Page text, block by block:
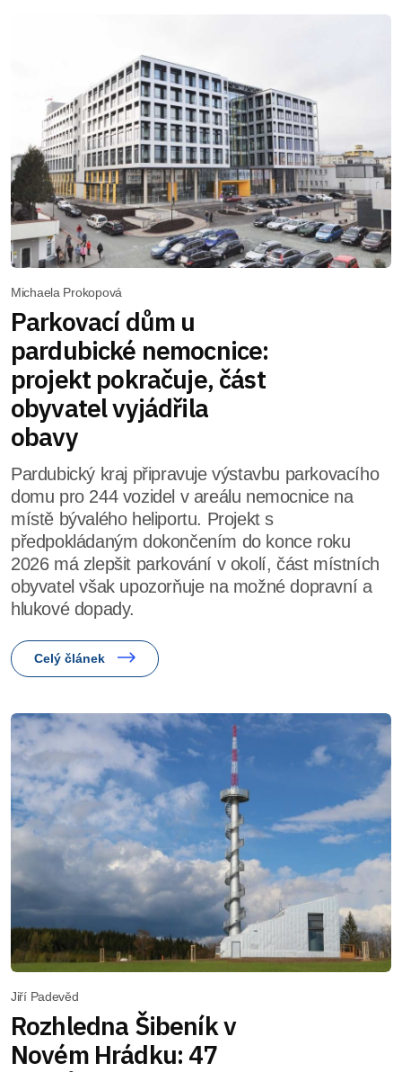
Michaela Prokopová
Parkovací dům u
pardubické nemocnice:
projekt pokračuje, část
obyvatel vyjádřila
obavy
Pardubický kraj připravuje výstavbu parkovacího
domu pro 244 vozidel v areálu nemocnice na
místě bývalého heliportu. Projekt s
předpokládaným dokončením do konce roku
2026 má zlepšit parkování v okolí, část místních
obyvatel však upozorňuje na možné dopravní a
hlukové dopady.
Celý článek
Jiří Padevěd
Rozhledna Šibeník v
Novém Hrádku: 47